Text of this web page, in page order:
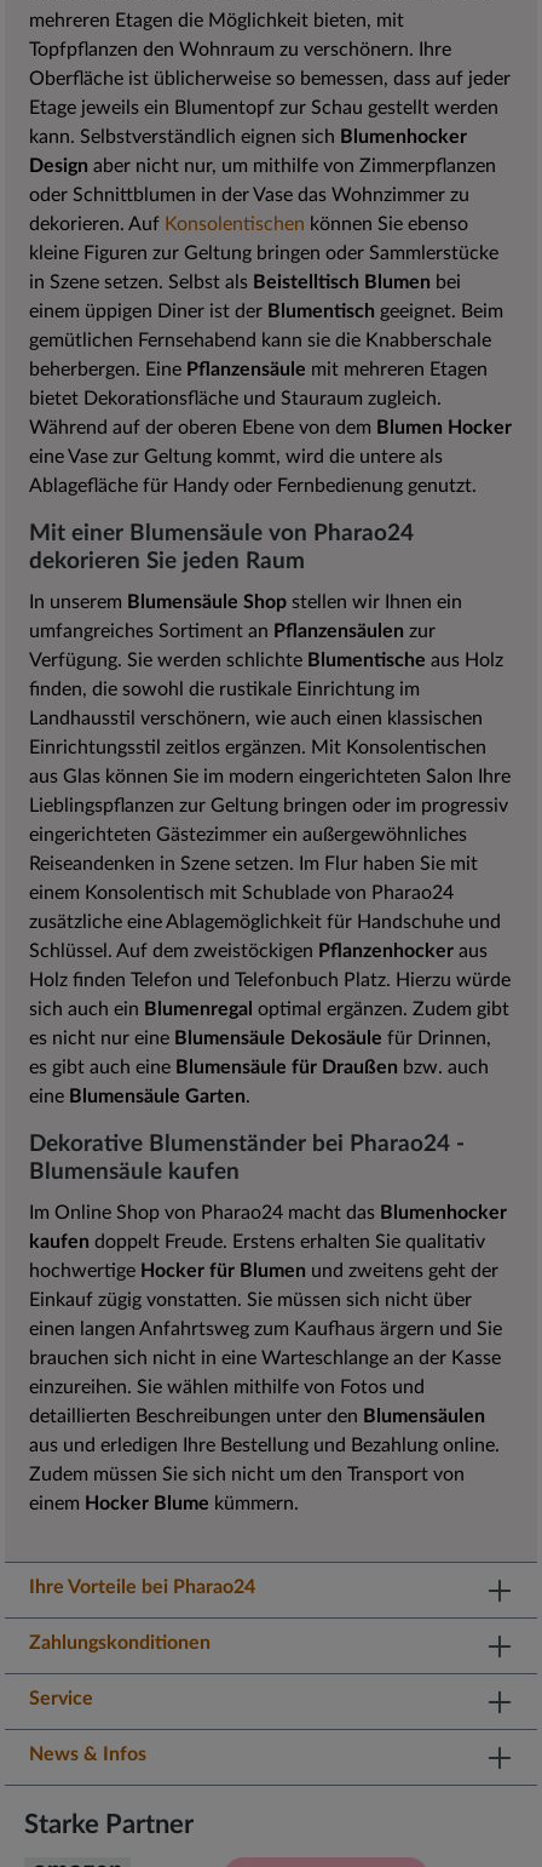
mehreren Etagen die Möglichkeit bieten, mit
Topfpflanzen den Wohnraum zu verschönern. Ihre
Oberfläche ist üblicherweise so bemessen, dass auf jeder
Etage jeweils ein Blumentopf zur Schau gestellt werden
kann. Selbstverständlich eignen sich Blumenhocker
Designaber nicht nur, um mithilfe von Zimmerpflanzen
oder Schnittblumen in der Vase das Wohnzimmer zu
dekorieren. Auf Konsolentischen können Sie ebenso
kleine Figuren zur Geltung bringen oder Sammlerstücke
in Szene setzen. Selbst als Beistelltisch Blumen bei
einem üppigen Diner ist der Blumentisch geeignet. Beim
gemütlichen Fernsehabend kann sie die Knabberschale
beherbergen. Eine Pflanzensäule mit mehreren Etagen
bietet Dekorationsfläche und Stauraum zugleich.
Während auf der oberen Ebene von dem Blumen Hocker
eine Vase zur Geltung kommt, wird die untere als
Ablagefläche für Handy oder Fernbedienung genutzt.
Mit einer Blumensäule von Pharao24
dekorieren Sie jeden Raum
In unserem Blumensäule Shop stellen wir Ihnen ein
umfangreiches Sortiment an Pflanzensäulen zur
Verfügung. Sie werden schlichte Blumentischeaus Holz
finden, die sowohl die rustikale Einrichtung im
Landhausstil verschönern, wie auch einen klassischen
Einrichtungsstil zeitlos ergänzen. Mit Konsolentischen
aus Glas können Sie im modern eingerichteten Salon Ihre
Lieblingspflanzen zur Geltung bringen oder im progressiv
eingerichteten Gästezimmer ein außergewöhnliches
Reiseandenken in Szene setzen. Im Flur haben Sie mit
einem Konsolentisch mit Schublade von Pharao24
zusätzliche eine Ablagemöglichkeit für Handschuhe und
Schlüssel. Auf dem zweistöckigen Pflanzenhocker aus
Holz finden Telefon und Telefonbuch Platz. Hierzu würde
sich auch ein Blumenregaloptimal ergänzen. Zudem gibt
es nicht nur eine Blumensäule Dekosäule für Drinnen,
es gibt auch eine Blumensäule für Draußen bzw. auch
eine Blumensäule Garten.
Dekorative Blumenständer bei Pharao24 -
Blumensäule kaufen
Im Online Shop von Pharao24 macht das Blumenhocker
kaufen doppelt Freude. Erstens erhalten Sie qualitativ
hochwertige Hocker für Blumen und zweitens geht der
Einkauf zügig vonstatten. Sie müssen sich nicht über
einen langen Anfahrtsweg zum Kaufhaus ärgern und Sie
brauchen sich nicht in eine Warteschlange an der Kasse
einzureihen. Sie wählen mithilfe von Fotos und
detaillierten Beschreibungen unter den Blumensäulen
aus und erledigen Ihre Bestellung und Bezahlung online.
Zudem müssen Sie sich nicht um den Transport von
einem Hocker Blume kümmern.
Ihre Vorteile bei Pharao24
Zahlungskonditionen
Service
News & Infos
Starke Partner